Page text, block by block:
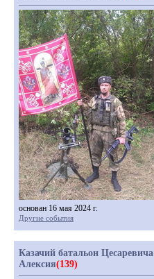
основан 16 мая 2024 г.
Другие события
Казачий батальон Цесаревича
Алексия(139)